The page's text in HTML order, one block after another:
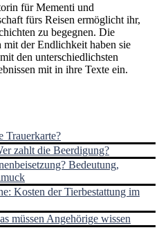
für Mementi und
fürs Reisen ermöglicht ihr,
zu begegnen. Die
der Endlichkeit haben sie
den unterschiedlichsten
mit in ihre Texte ein.
Trauerkarte?
zahlt die Beerdigung?
Bedeutung,
Kosten der Tierbestattung im
müssen Angehörige wissen